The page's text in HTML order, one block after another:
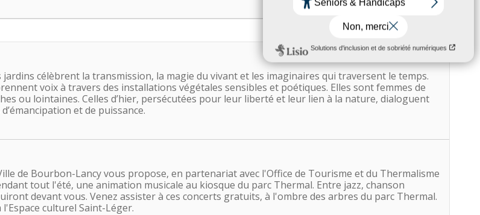
jardins célèbrent la transmission, la magie du vivant et les imaginaires qui traversent le temps.
voix à travers des installations végétales sensibles et poétiques. Elles sont femmes de
ou lointaines. Celles d’hier, persécutées pour leur liberté et leur lien à la nature, dialoguent
et de puissance.
de Bourbon-Lancy vous propose, en partenariat avec l'Office de Tourisme et du Thermalisme
tout l'été, une animation musicale au kiosque du parc Thermal. Entre jazz, chanson
devant vous. Venez assister à ces concerts gratuits, à l'ombre des arbres du parc Thermal.
culturel Saint-Léger.